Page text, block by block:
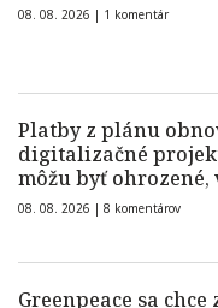
08. 08. 2026 | 1 komentár
Platby z plánu
digitalizačné
môžu byť ohrozené,
08. 08. 2026 | 8 komentárov
Greenpeace sa